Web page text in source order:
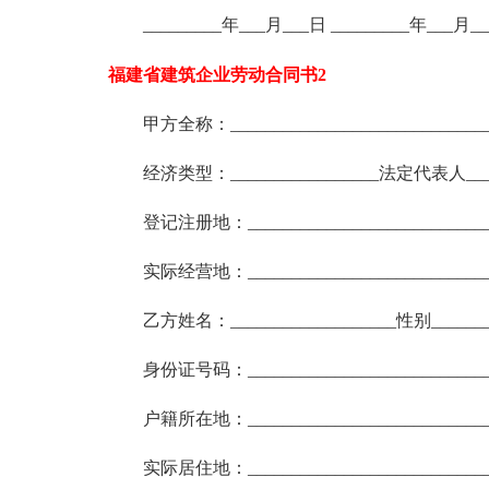
_________年___月___日 _________年___月
福建省建筑企业劳动合同书2
甲方全称：
经济类型：_________________法定代表人
登记注册地：
实际经营地：
乙方姓名：___________________性别
身份证号码：
户籍所在地：
实际居住地：